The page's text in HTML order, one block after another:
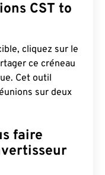
CST to
cliquez sur le
ce créneau
Cet outil
sur deux
faire